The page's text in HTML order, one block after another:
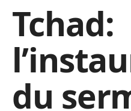
Tchad:
du